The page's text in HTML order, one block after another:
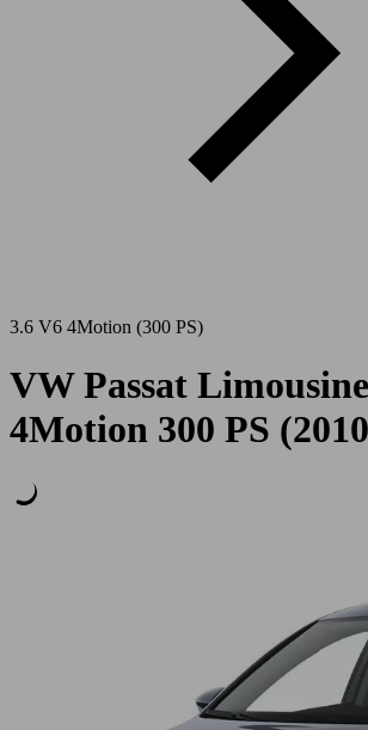
3.6 V6 4Motion (300 PS)
VW Passat
4Motion 300 PS